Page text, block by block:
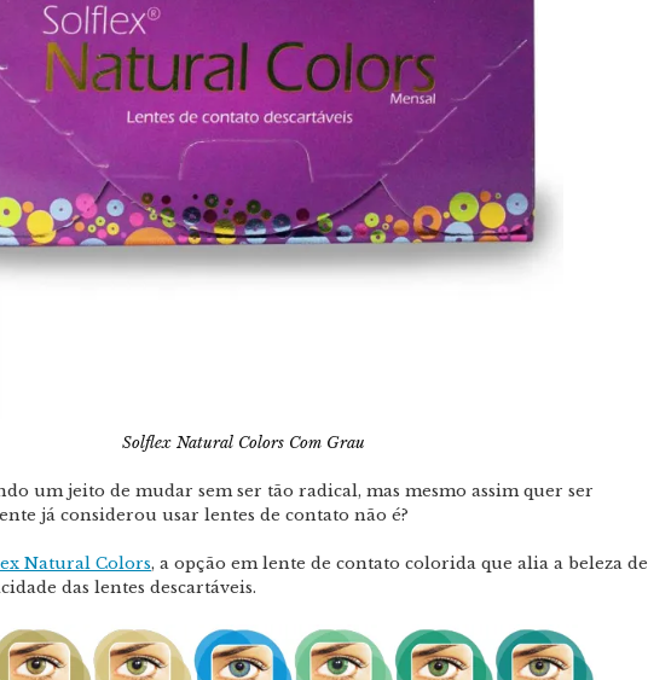
Solflex Natural Colors Com Grau
um jeito de mudar sem ser tão radical, mas mesmo assim quer ser
já considerou usar lentes de contato não é?
Natural Colors, a opção em lente de contato colorida que alia a beleza de
das lentes descartáveis.